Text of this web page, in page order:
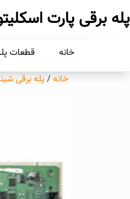
پله برقی پارت
خانه قطعات
خانه/پله برقی